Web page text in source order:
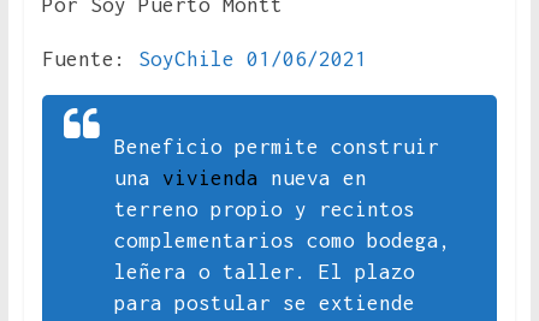
Por Soy Puerto Montt
Fuente: SoyChile 01/06/2021
Beneficio permite construir
una vivienda nueva en
terreno propio y recintos
complementarios como bodega,
leñera o taller. El plazo
para postular se extiende